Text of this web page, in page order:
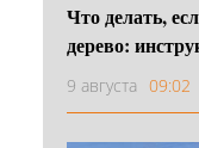
Что делать,
дерево:
9 августа 09:02